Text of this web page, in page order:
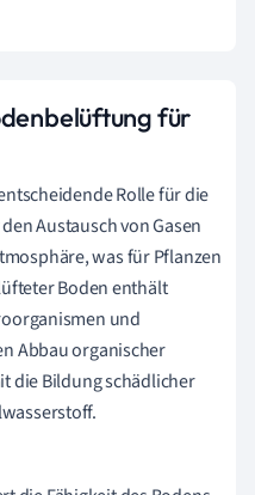
für
Rolle für die
Austausch von Gasen
was für Pflanzen
Boden enthält
und
Abbau organischer
die Bildung schädlicher